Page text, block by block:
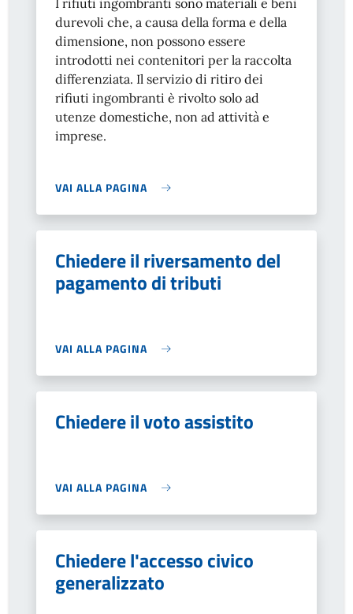
I rifiuti ingombranti sono materiali e beni
durevoli che, a causa della forma e della
dimensione, non possono essere
introdotti nei contenitori per la raccolta
differenziata. Il servizio di ritiro dei
rifiuti ingombranti è rivolto solo ad
utenze domestiche, non ad attività e
imprese.
VAI ALLA PAGINA
Chiedere il riversamento del
pagamento di tributi
VAI ALLA PAGINA
Chiedere il voto assistito
VAI ALLA PAGINA
Chiedere l'accesso civico
generalizzato